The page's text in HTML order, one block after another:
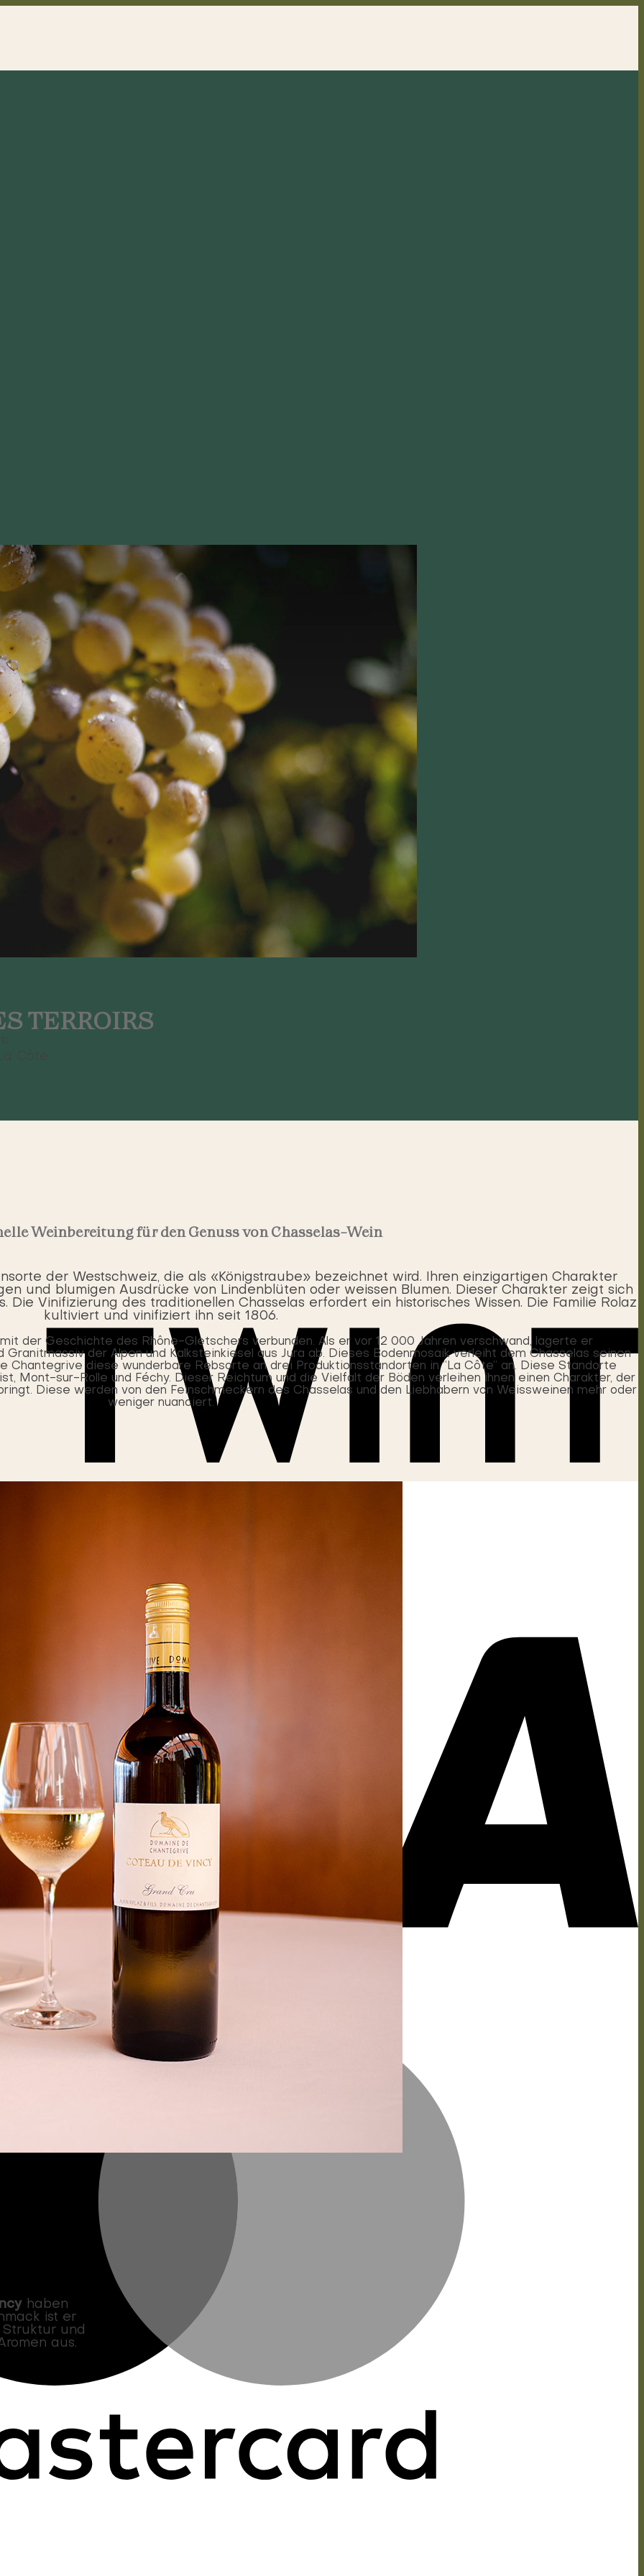
TERROIRS
Weinbereitung für den Genuss von Chasselas-Wein
der Westschweiz, die als «Königstraube» bezeichnet wird. Ihren einzigartigen Charakter
und blumigen Ausdrücke von Lindenblüten oder weissen Blumen. Dieser Charakter zeigt sich
Vinifizierung des traditionellen Chasselas erfordert ein historisches Wissen. Die Familie Rolaz
kultiviert und vinifiziert ihn seit 1806.
der Geschichte des Rhône-Gletschers verbunden. Als er vor 12 000 Jahren verschwand, lagerte er
der Alpen und Kalksteinkiesel aus Jura ab. Dieses Bodenmosaik verleiht dem Chasselas seinen
Chantegrive diese wunderbare Rebsorte an drei Produktionsstandorten in ”La Côte” an. Diese Standorte
Mont-sur-Rolle und Féchy. Dieser Reichtum und die Vielfalt der Böden verleihen ihnen einen Charakter, der
Diese werden von den Feinschmeckern des Chasselas und den Liebhabern von Weissweinen mehr oder
weniger nuanciert.
haben
ist er
und
aus.